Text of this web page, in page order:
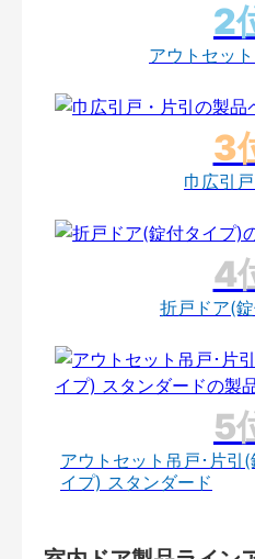
アウトセッ
巾広引
折戸ドア(
アウトセット吊戸･片引
イプ) スタンダード